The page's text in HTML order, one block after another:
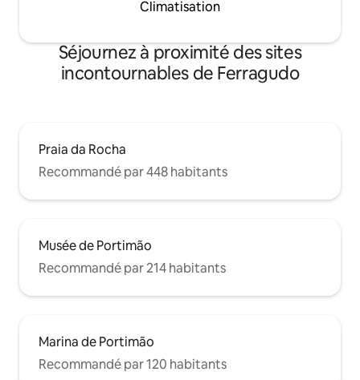
Climatisation
Séjournez à proximité des sites
incontournables de Ferragudo
Praia da Rocha
Recommandé par 448 habitants
Musée de Portimão
Recommandé par 214 habitants
Marina de Portimão
Recommandé par 120 habitants